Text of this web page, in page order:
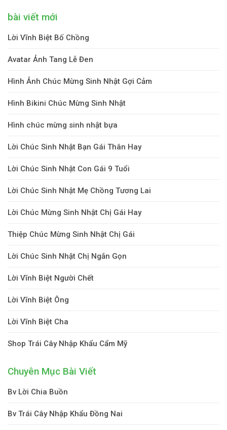
bài viết mới
Lời Vĩnh Biệt Bố Chồng
Avatar Ảnh Tang Lễ Đen
Hình Ảnh Chúc Mừng Sinh Nhật Gợi Cảm
Hình Bikini Chúc Mừng Sinh Nhật
Hình chúc mừng sinh nhật bựa
Lời Chúc Sinh Nhật Bạn Gái Thân Hay
Lời Chúc Sinh Nhật Con Gái 9 Tuổi
Lời Chúc Sinh Nhật Mẹ Chồng Tương Lai
Lời Chúc Mừng Sinh Nhật Chị Gái Hay
Thiệp Chúc Mừng Sinh Nhật Chị Gái
Lời Chúc Sinh Nhật Chị Ngắn Gọn
Lời Vĩnh Biệt Người Chết
Lời Vĩnh Biệt Ông
Lời Vĩnh Biệt Cha
Shop Trái Cây Nhập Khẩu Cẩm Mỹ
Chuyên Mục Bài Viết
Bv Lời Chia Buồn
Bv Trái Cây Nhập Khẩu Đồng Nai